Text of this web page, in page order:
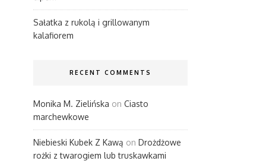
Sałatka z rukolą i grillowanym
kalafiorem
RECENT COMMENTS
Monika M. Zielińska on Ciasto
marchewkowe
Niebieski Kubek Z Kawą on Drożdżowe
rożki z twarogiem lub truskawkami